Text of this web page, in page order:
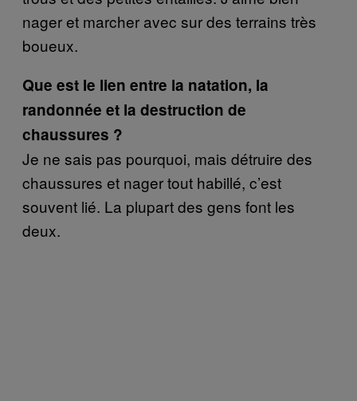
nager et marcher avec sur des terrains très
boueux.
Que est le lien entre la natation, la
randonnée et la destruction de
chaussures ?
Je ne sais pas pourquoi, mais détruire des
chaussures et nager tout habillé, c’est
souvent lié. La plupart des gens font les
deux.